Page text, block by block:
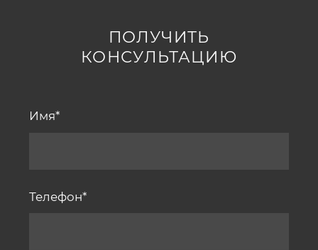
ПОЛУЧИТЬ
КОНСУЛЬТАЦИЮ
Имя
Телефон